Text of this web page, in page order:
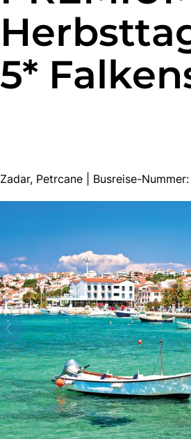
5*
Zadar, Petrcane | Busreise-